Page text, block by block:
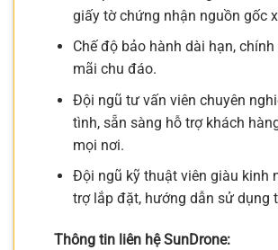
giấy tờ chứng nhận nguồn gốc
Chế độ bảo hành dài hạn,
mãi chu đáo.
Đội ngũ tư vấn viên chuyên
tình, sẵn sàng hỗ trợ khách
mọi nơi.
Đội ngũ kỹ thuật viên giàu kinh
trợ lắp đặt, hướng dẫn sử dụng
Thông tin liên hệ SunDrone: